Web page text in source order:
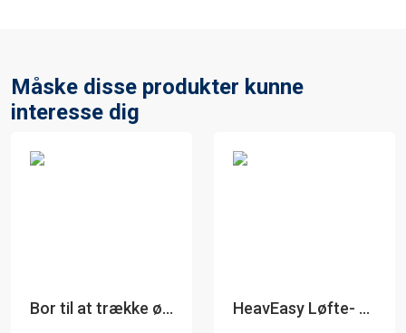
Måske disse produkter kunne
interesse dig
Bor til at trække ødelagte skruer ud - InnovaGoods HeavEasy Løfte- og transportværktøj